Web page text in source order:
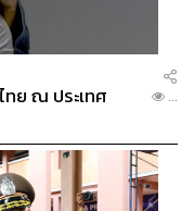
ทย ณ ประเทศ
...